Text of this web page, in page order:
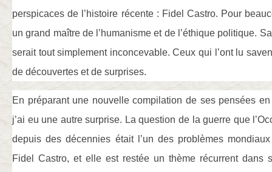
perspicaces de l’histoire récente : Fidel Castro. Pour
un grand maître de l’humanisme et de l’éthique politique.
serait tout simplement inconcevable. Ceux qui l’ont lu
de découvertes et de surprises.
En préparant une nouvelle compilation de ses pensées
j’ai eu une autre surprise. La question de la guerre que
depuis des décennies était l’un des problèmes
Fidel Castro, et elle est restée un thème récurrent dans